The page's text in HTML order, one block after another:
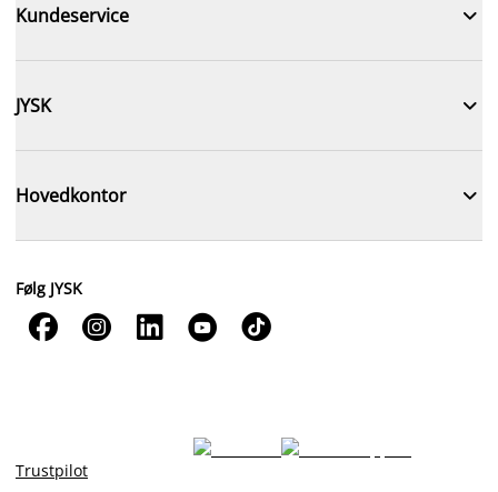
Kundeservice 
JYSK 
Hovedkontor 
Følg JYSK
    
Trustpilot